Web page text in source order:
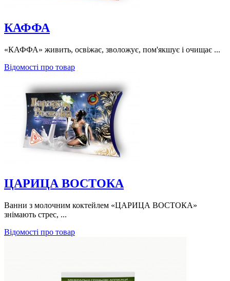
КАФФА
«КАФФА» живить, освіжає, зволожує, пом'якшує і очищає ...
Відомості про товар
ЦАРИЦА ВОСТОКА
Ванни з молочним коктейлем «ЦАРИЦА ВОСТОКА»
знімають стрес, ...
Відомості про товар